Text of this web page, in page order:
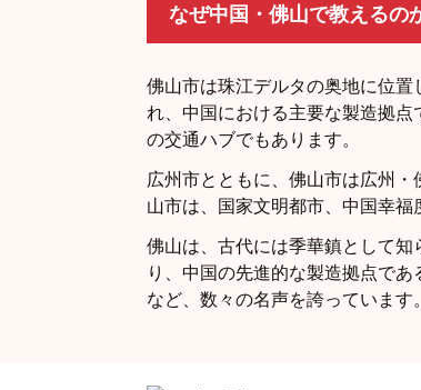
なぜ中国・佛山で教えるの
佛山市は珠江デルタの奥地に位
れ、中国における主要な製造拠
の交通ハブでもあります。
広州市とともに、佛山市は広州
山市は、国家文明都市、中国幸福
佛山は、古代には季華鎮として
り、中国の先進的な製造拠点で
など、数々の名声を誇っています。